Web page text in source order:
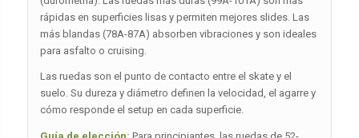
rápidas en superficies lisas y permiten mejores slides. Las
más blandas (78A-87A) absorben vibraciones y son ideales
para asfalto o cruising.
Las ruedas son el punto de contacto entre el skate y el
suelo. Su dureza y diámetro definen la velocidad, el agarre y
cómo responde el setup en cada superficie.